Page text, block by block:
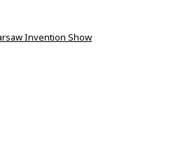
Invention Show